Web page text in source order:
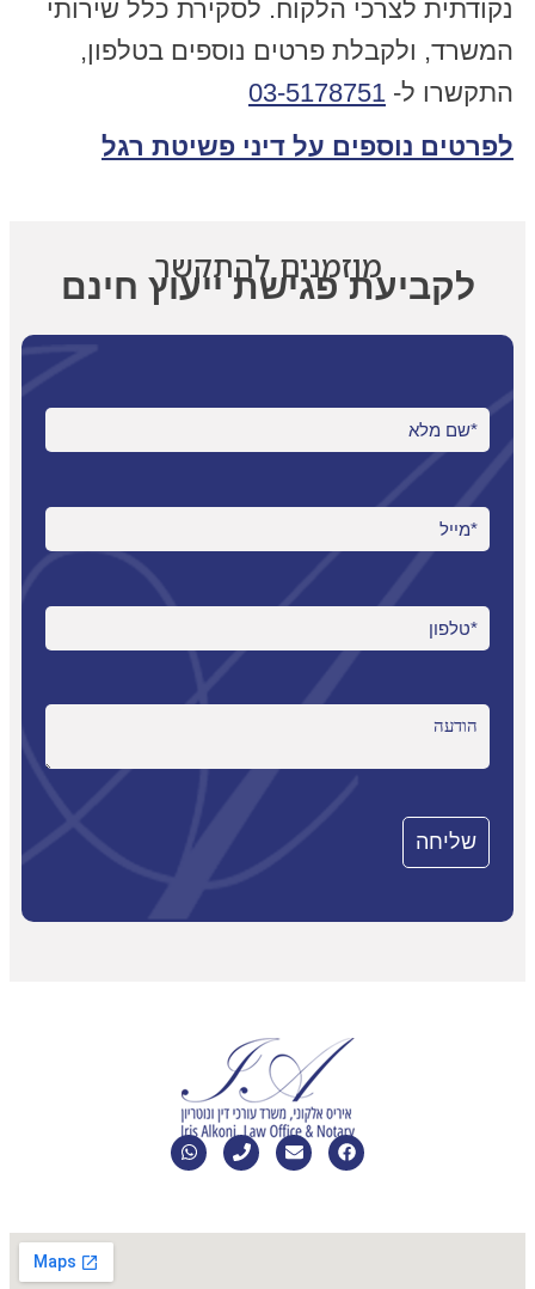
נקודתית לצרכי הלקוח. לסקירת כלל שירותי
המשרד, ולקבלת פרטים נוספים בטלפון,
התקשרו ל- 03-5178751
לפרטים נוספים על דיני פשיטת רגל
מוזמנים להתקשר
לקביעת פגישת ייעוץ חינם